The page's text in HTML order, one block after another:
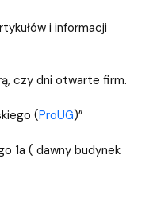
i informacji
czy dni otwarte firm.
(ProUG)”
1a ( dawny budynek